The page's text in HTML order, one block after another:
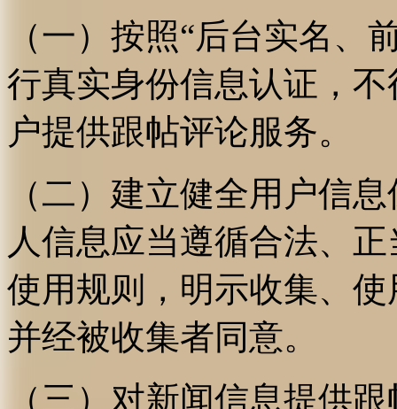
（一）按照“后台实名、
行真实身份信息认证，
户提供跟帖评论服务。
（二）建立健全用户信
人信息应当遵循合法、
使用规则，明示收集、
并经被收集者同意。
（三）对新闻信息提供